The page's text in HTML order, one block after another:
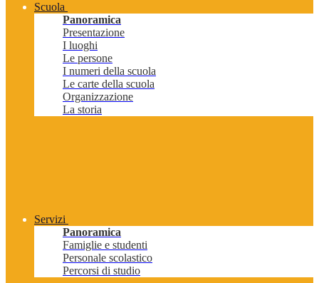
Scuola
Panoramica
Presentazione
I luoghi
Le persone
I numeri della scuola
Le carte della scuola
Organizzazione
La storia
Servizi
Panoramica
Famiglie e studenti
Personale scolastico
Percorsi di studio